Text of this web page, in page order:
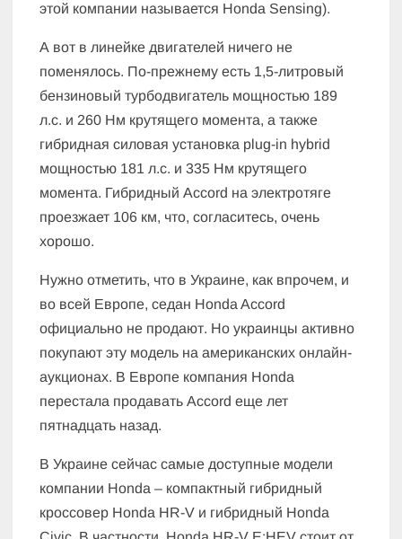
этой компании называется Honda Sensing).
А вот в линейке двигателей ничего не
поменялось. По-прежнему есть 1,5-литровый
бензиновый турбодвигатель мощностью 189
л.с. и 260 Нм крутящего момента, а также
гибридная силовая установка plug-in hybrid
мощностью 181 л.с. и 335 Нм крутящего
момента. Гибридный Accord на электротяге
проезжает 106 км, что, согласитесь, очень
хорошо.
Нужно отметить, что в Украине, как впрочем, и
во всей Европе, седан Honda Accord
официально не продают. Но украинцы активно
покупают эту модель на американских онлайн-
аукционах. В Европе компания Honda
перестала продавать Accord еще лет
пятнадцать назад.
В Украине сейчас самые доступные модели
компании Honda – компактный гибридный
кроссовер Honda HR-V и гибридный Honda